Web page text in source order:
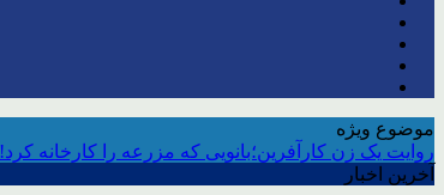
موضوع ویژه
روایت یک زن کارآفرین؛بانویی که مزرعه را کارخانه کرد!
آخرین اخبار